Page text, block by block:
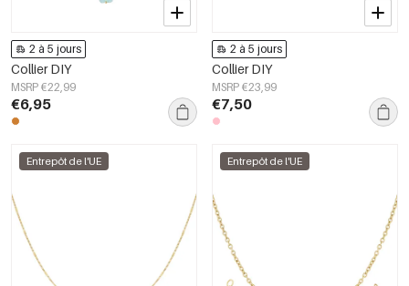
2 à 5 jours
Collier DIY
MSRP €22,99
€6,95
2 à 5 jours
Collier DIY
MSRP €23,99
€7,50
Entrepôt de l'UE Entrepôt de l'UE